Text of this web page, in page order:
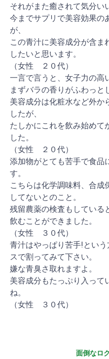
それがまた癒されて気分い
今までサプリで美容効果の
が、
この青汁に美容成分が含ま
したいと思います。
（女性 ２０代）
一言で言うと、女子力の高
まずバラの香りがふわっと
美容成分は化粧水など外か
したが、
たしかにこれを飲み始めて
した。
（女性 ２０代）
添加物がとても苦手で食品
す。
こちらは化学調味料、合成
してないとのこと。
残留農薬の検査もしている
飲むことができました。
（女性 ３０代）
青汁はやっぱり苦手!とい
スで割ってみて下さい。
嫌な青臭さ取れますよ。
美容成分もたっぷり入って
ね。
（女性 ３０代）
面倒なロ